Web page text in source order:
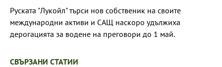
Руската "Лукойл" търси нов собственик на своите
международни активи и САЩ наскоро удължиха
дерогацията за водене на преговори до 1 май.
СВЪРЗАНИ СТАТИИ